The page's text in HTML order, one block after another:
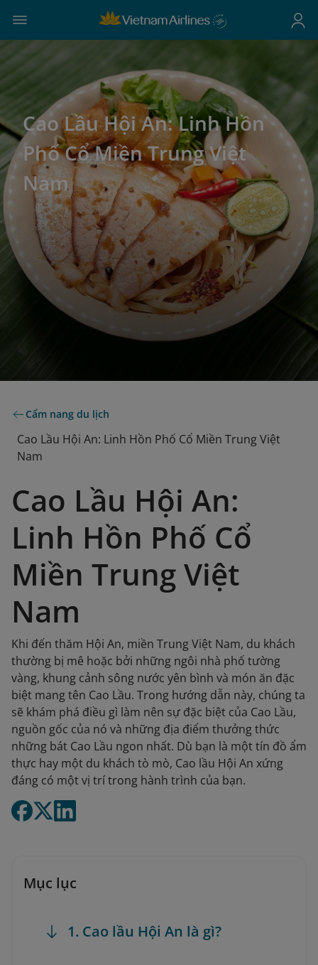
Cao Lầu Hội An: Linh Hồn
Phố Cổ Miền Trung Việt
Nam
Cẩm nang du lịch
Cao Lầu Hội An: Linh Hồn Phố Cổ Miền Trung Việt
Nam
Cao Lầu Hội An:
Linh Hồn Phố Cổ
Miền Trung Việt
Nam
Khi đến thăm Hội An, miền Trung Việt Nam, du khách
thường bị mê hoặc bởi những ngôi nhà phố tường
vàng, khung cảnh sông nước yên bình và món ăn đặc
biệt mang tên Cao Lầu. Trong hướng dẫn này, chúng ta
sẽ khám phá điều gì làm nên sự đặc biệt của Cao Lầu,
nguồn gốc của nó và những địa điểm thưởng thức
những bát Cao Lầu ngon nhất. Dù bạn là một tín đồ ẩm
thực hay một du khách tò mò, Cao lầu Hội An xứng
đáng có một vị trí trong hành trình của bạn.
Mục lục
1. Cao lầu Hội An là gì?